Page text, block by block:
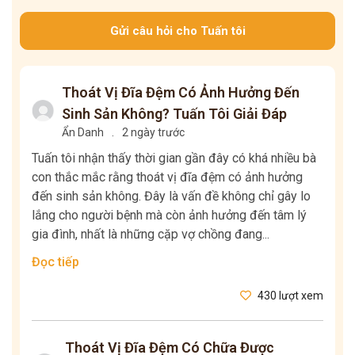
Gửi câu hỏi cho Tuấn tôi
Thoát Vị Đĩa Đệm Có Ảnh Hưởng Đến
Sinh Sản Không? Tuấn Tôi Giải Đáp
Ẩn Danh 2 ngày trước
Tuấn tôi nhận thấy thời gian gần đây có khá nhiều bà
con thắc mắc rằng thoát vị đĩa đệm có ảnh hưởng
đến sinh sản không. Đây là vấn đề không chỉ gây lo
lắng cho người bệnh mà còn ảnh hưởng đến tâm lý
gia đình, nhất là những cặp vợ chồng đang...
Đọc tiếp
430 lượt xem
Thoát Vị Đĩa Đệm Có Chữa Được